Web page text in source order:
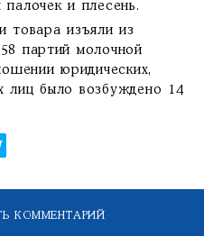
и плесень.
товара изъяли из
партий молочной
юридических,
лиц было возбуждено 14
КОММЕНТАРИЙ